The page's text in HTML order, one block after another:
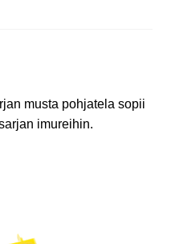
musta pohjatela sopii
imureihin.